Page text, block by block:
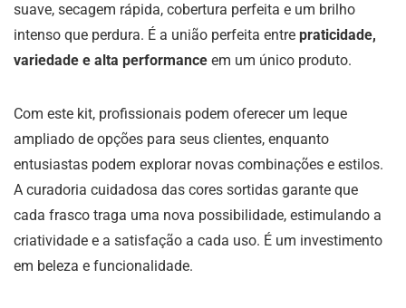
suave, secagem rápida, cobertura perfeita e um brilho
intenso que perdura. É a união perfeita entre praticidade,
variedade e alta performance em um único produto.
Com este kit, profissionais podem oferecer um leque
ampliado de opções para seus clientes, enquanto
entusiastas podem explorar novas combinações e estilos.
A curadoria cuidadosa das cores sortidas garante que
cada frasco traga uma nova possibilidade, estimulando a
criatividade e a satisfação a cada uso. É um investimento
em beleza e funcionalidade.